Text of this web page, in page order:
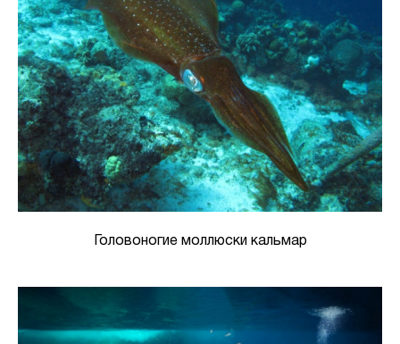
Головоногие моллюски кальмар